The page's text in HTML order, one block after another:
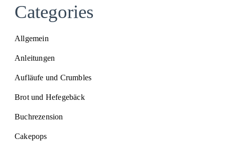
Categories
Allgemein
Anleitungen
Aufläufe und Crumbles
Brot und Hefegebäck
Buchrezension
Cakepops